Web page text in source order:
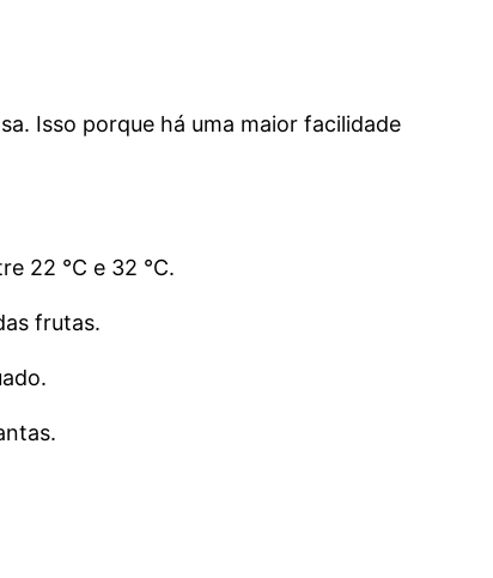
Isso porque há uma maior facilidade
22 °C e 32 °C.
frutas.